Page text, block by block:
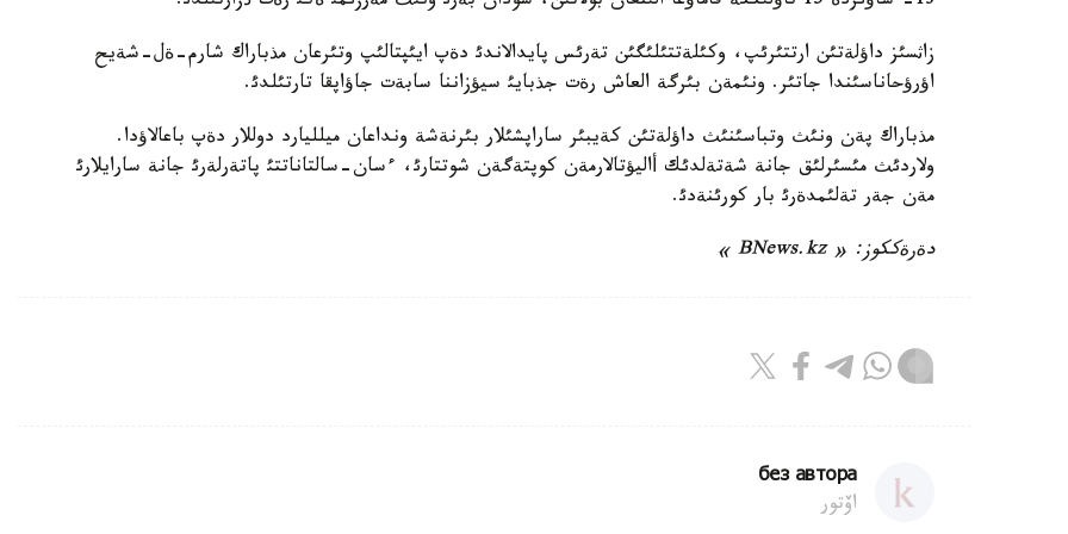
زاثسئز داؤلةتئن ارتتئرئپ، وكئلةتتئلئگئن تةرئس پايدالاندئ دةپ ايئپتالئپ وتئرعان مذباراك شارم-ةل-شةيح
اؤرؤحاناسئندا جاتئر. ونئمةن بئرگة العاش رةت جذبايئ سيؤزاننا سابةت جاؤاپقا تارتئلدئ.
مذباراك پةن ونئث وتباسئنئث داؤلةتئن كةيبئر ساراپشئلار بئرنةشة ونداعان ميلليارد دوللار دةپ باعالاؤدا.
ولاردئث مئسئرلئق جانة شةتةلدئك أاليؤتالارمةن كوپتةگةن شوتتارئ، ءسان-سالتاناتتئ پاتةرلةرئ جانة سارايلارئ
مةن جةر تةلئمدةرئ بار كورئنةدئ.
دةرةككوز: « BNews.kz
»
без автора
اۆتور